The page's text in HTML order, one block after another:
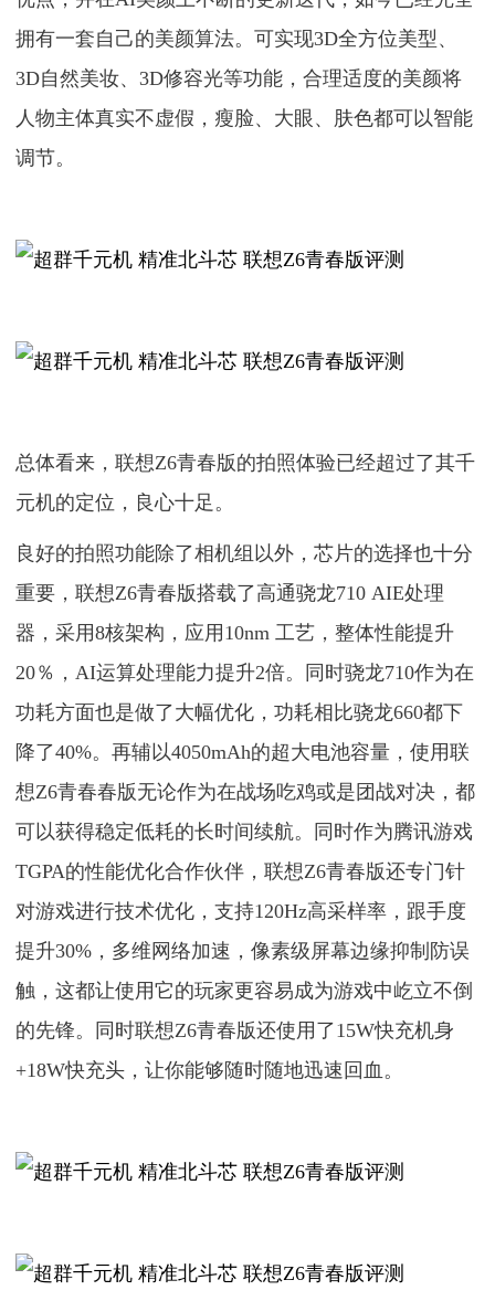
拥有一套自己的美颜算法。可实现3D全方位美型、
3D自然美妆、3D修容光等功能，合理适度的美颜将
人物主体真实不虚假，瘦脸、大眼、肤色都可以智能
调节。
总体看来，联想Z6青春版的拍照体验已经超过了其千
元机的定位，良心十足。
良好的拍照功能除了相机组以外，芯片的选择也十分
重要，联想Z6青春版搭载了高通骁龙710 AIE处理
器，采用8核架构，应用10nm 工艺，整体性能提升
20％，AI运算处理能力提升2倍。同时骁龙710作为在
功耗方面也是做了大幅优化，功耗相比骁龙660都下
降了40%。再辅以4050mAh的超大电池容量，使用联
想Z6青春春版无论作为在战场吃鸡或是团战对决，都
可以获得稳定低耗的长时间续航。同时作为腾讯游戏
TGPA的性能优化合作伙伴，联想Z6青春版还专门针
对游戏进行技术优化，支持120Hz高采样率，跟手度
提升30%，多维网络加速，像素级屏幕边缘抑制防误
触，这都让使用它的玩家更容易成为游戏中屹立不倒
的先锋。同时联想Z6青春版还使用了15W快充机身
+18W快充头，让你能够随时随地迅速回血。